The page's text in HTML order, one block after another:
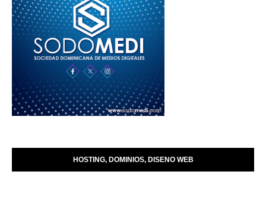
HOSTING, DOMINIOS, DISENO WEB